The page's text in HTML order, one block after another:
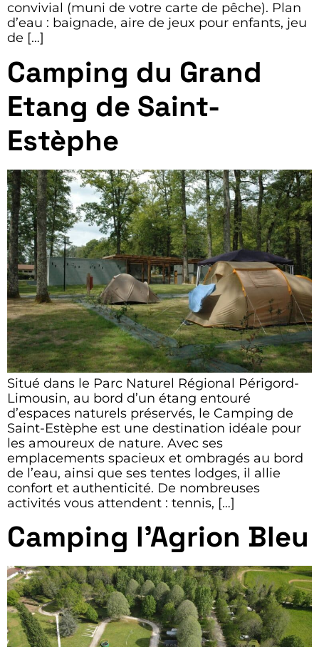
convivial (muni de votre carte de pêche). Plan
d’eau : baignade, aire de jeux pour enfants, jeu
de […]
Camping du Grand
Etang de Saint-
Estèphe
Situé dans le Parc Naturel Régional Périgord-
Limousin, au bord d’un étang entouré
d’espaces naturels préservés, le Camping de
Saint-Estèphe est une destination idéale pour
les amoureux de nature. Avec ses
emplacements spacieux et ombragés au bord
de l’eau, ainsi que ses tentes lodges, il allie
confort et authenticité. De nombreuses
activités vous attendent : tennis, […]
Camping l’Agrion Bleu